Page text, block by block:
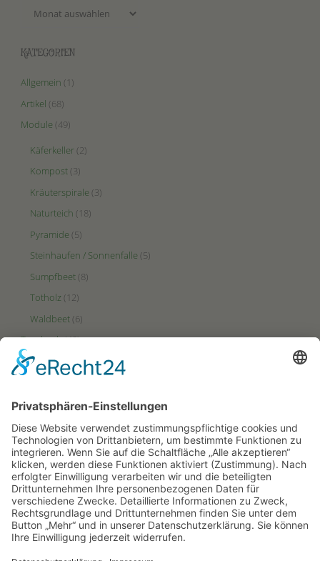
KATEGORIEN
Allgemein (1)
Artikel (68)
Module (49)
Käferkeller(2)
Kompost(3)
Kräuterspirale (3)
Naturteich (18)
Pyramide (5)
Steinhaufen / Sonnenfalle (5)
Sumpfbeet(8)
Totholz (12)
Waldbeet(6)
Tagebuch(48)
Videos(2)
Ertrags-Zone(23)
HotSpot-Zone(27)
Puffer-Zone(9)
PARTNERSEITEN
Hortus-Netzwerk.de
Hortus-Insectorum.de